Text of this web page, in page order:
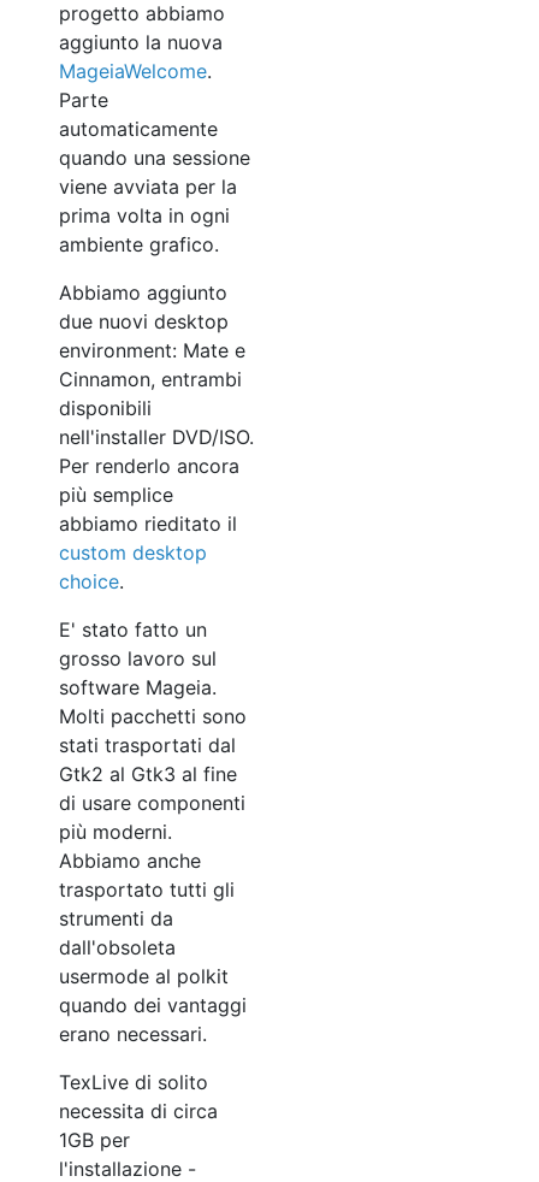
progetto abbiamo
aggiunto la nuova
MageiaWelcome.
Parte
automaticamente
quando una sessione
viene avviata per la
prima volta in ogni
ambiente grafico.
Abbiamo aggiunto
due nuovi desktop
environment: Mate e
Cinnamon, entrambi
disponibili
nell'installer DVD/ISO.
Per renderlo ancora
più semplice
abbiamo rieditato il
custom desktop
choice.
E' stato fatto un
grosso lavoro sul
software Mageia.
Molti pacchetti sono
stati trasportati dal
Gtk2 al Gtk3 al fine
di usare componenti
più moderni.
Abbiamo anche
trasportato tutti gli
strumenti da
dall'obsoleta
usermode al polkit
quando dei vantaggi
erano necessari.
TexLive di solito
necessita di circa
1GB per
l'installazione -